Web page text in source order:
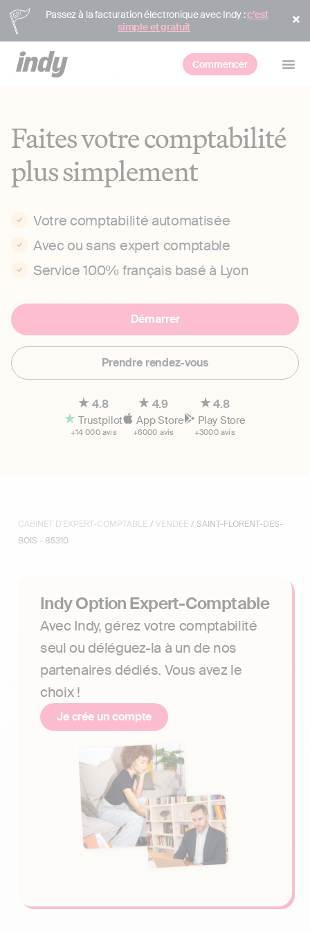
Passez à la facturation électronique avec Indy :c’est
simple et gratuit
Commencer
Faites votre comptabilité
plus simplement
Votre comptabilité automatisée
Avec ou sans expert comptable
Service 100% français basé à Lyon
Démarrer
Prendre rendez-vous
4.8
Trustpilot
+14 000 avis
4.9
App Store
+6000 avis
4.8
Play Store
+3000 avis
CABINET D'EXPERT-COMPTABLE / VENDEE / SAINT-FLORENT-DES-
BOIS - 85310
Indy Option Expert-Comptable
Avec Indy, gérez votre comptabilité
seul ou déléguez-la à un de nos
partenaires dédiés. Vous avez le
choix !
Je crée un compte